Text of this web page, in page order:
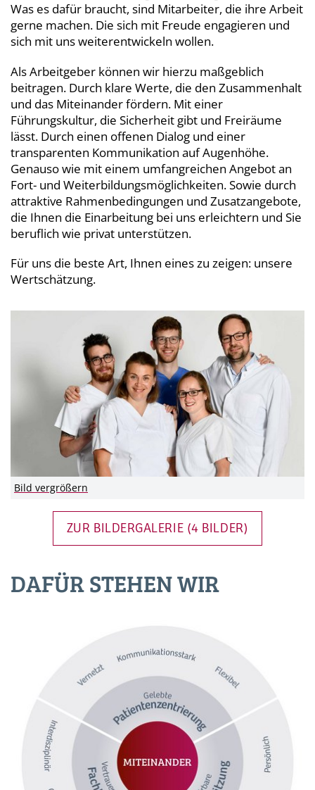
Was es dafür braucht, sind Mitarbeiter, die ihre Arbeit
gerne machen. Die sich mit Freude engagieren und
sich mit uns weiterentwickeln wollen.
Als Arbeitgeber können wir hierzu maßgeblich
beitragen. Durch klare Werte, die den Zusammenhalt
und das Miteinander fördern. Mit einer
Führungskultur, die Sicherheit gibt und Freiräume
lässt. Durch einen offenen Dialog und einer
transparenten Kommunikation auf Augenhöhe.
Genauso wie mit einem umfangreichen Angebot an
Fort- und Weiterbildungsmöglichkeiten. Sowie durch
attraktive Rahmenbedingungen und Zusatzangebote,
die Ihnen die Einarbeitung bei uns erleichtern und Sie
beruflich wie privat unterstützen.
Für uns die beste Art, Ihnen eines zu zeigen: unsere
Wertschätzung.
Bild vergrößern
ZUR BILDERGALERIE (4 BILDER)
DAFÜR STEHEN WIR